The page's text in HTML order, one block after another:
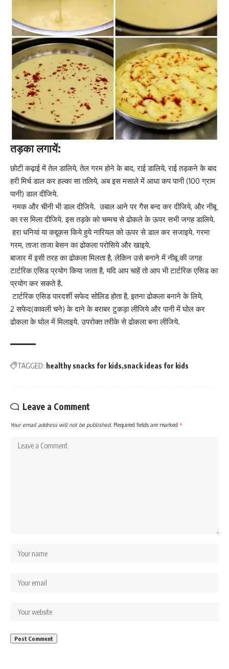
तड़का लगायें:
छोटी कढ़ाई में तेल डालिये, तेल गरम होने के बाद, राई डालिये, राई तड़कने के बाद
हरी मिर्च डाल कर हल्का सा तलिये, अब इस मसाले में आधा कप पानी (100 ग्राम
पानी) डाल दीजिये.
नमक और चीनी भी डाल दीजिये. उबाल आने पर गैस बन्द कर दीजिये, और नीबू
का रस मिला दीजिये. इस तड़के को चम्मच से ढोकले के ऊपर सभी जगह डालिये.
हरा धनियां या कद्दूकस किये हुये नारियल को ऊपर से डाल कर सजाइये. गरमा
गरम, ताजा ताजा बेसन का ढोकला परोसिये और खाइये.
बाजार में इसी तरह का ढोकला मिलता है, लेकिन उसे बनाने में नीबू की जगह
टार्टरिक एसिड प्रयोग किया जाता है, यदि आप चाहें तो आप भी टार्टरिक एसिड का
प्रयोग कर सकते है.
टार्टरिक एसिड पारदर्शी सफेद सोलिड होता है, इतना ढोकला बनाने के लिये,
2 सफेद(कावली चने) के दाने के बराबर टुकड़ा लीजिये और पानी में घोल कर
ढोकला के घोल में मिलाइये. उपरोक्त तरीके से ढोकला बना लीजिये.
TAGGED: healthy snacks for kids snack ideas for kids
Leave a Comment
Your email address will not be published. Required fields are marked *